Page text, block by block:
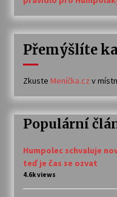
Přemýšlíte
Zkuste Meníčka.cz v
Populární
Humpolec schvaluje
teď je čas se ozvat
4.6k views